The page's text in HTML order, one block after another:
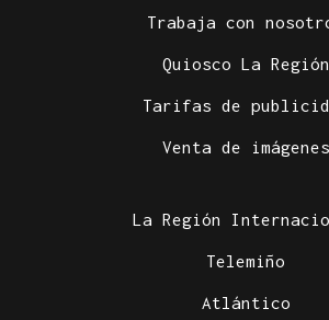
Trabaja con
Quiosco La Región
Tarifas de
Venta de imágenes
La Región
Telemiño
Atlántico